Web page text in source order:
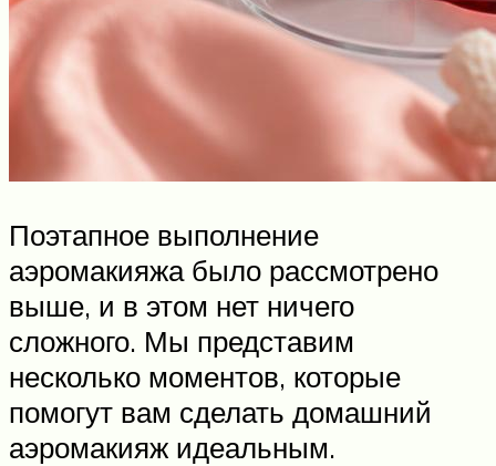
Поэтапное выполнение
аэромакияжа было рассмотрено
выше, и в этом нет ничего
сложного. Мы представим
несколько моментов, которые
помогут вам сделать домашний
аэромакияж идеальным.